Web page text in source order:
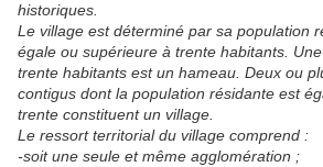
historiques.
Le village est déterminé par sa population
égale ou supérieure à trente habitants.
trente habitants est un hameau. Deux ou
contigus dont la population résidante est
trente constituent un village.
Le ressort territorial du village comprend :
-soit une seule et même agglomération ;